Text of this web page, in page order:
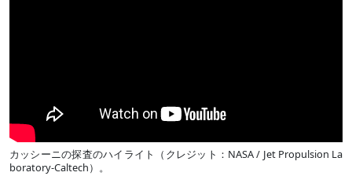
カッシーニの探査のハイライト（クレジット：NASA / Jet Propulsion La
boratory-Caltech）。